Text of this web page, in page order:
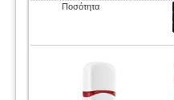
Ποσότητα